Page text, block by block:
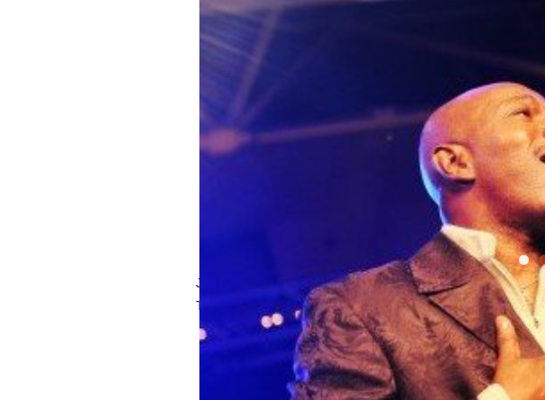
Jacobs Engineering wilde een kerstfeest in disco stijl.
Trammps met Disco Inferno.
It was